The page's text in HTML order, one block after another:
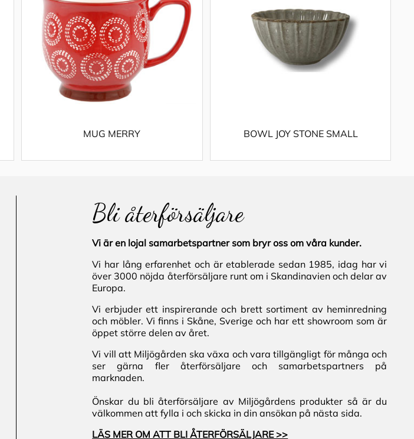
MUG MERRY BOWL JOY STONE SMALL
Bli återförsäljare
Vi är en lojal samarbetspartner som bryr oss om våra kunder.
Vi har lång erfarenhet och är etablerade sedan 1985, idag har vi
över 3000 nöjda återförsäljare runt om i Skandinavien och delar av
Europa.
Vi erbjuder ett inspirerande och brett sortiment av heminredning
och möbler. Vi finns i Skåne, Sverige och har ett showroom som är
öppet större delen av året.
Vi vill att Miljögården ska växa och vara tillgängligt för många och
ser gärna fler återförsäljare och samarbetspartners på
marknaden.
Önskar du bli återförsäljare av Miljögårdens produkter så är du
välkommen att fylla i och skicka in din ansökan på nästa sida.
LÄS MER OM ATT BLI ÅTERFÖRSÄLJARE >>